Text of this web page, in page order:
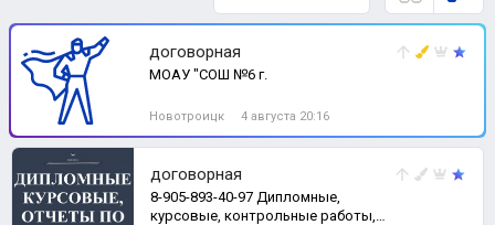
договорная
МОАУ "СОШ №6 г.
Новотроицк 4 августа 20:16
договорная
8-905-893-40-97 Дипломные,
курсовые, контрольные работы,